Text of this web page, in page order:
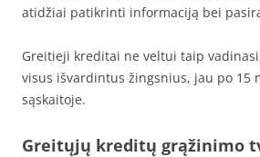
atidžiai patikrinti informaciją bei
Greitieji kreditai ne veltui taip
visus išvardintus žingsnius, jau po 15
sąskaitoje.
Greitųjų kreditų grąžinimo